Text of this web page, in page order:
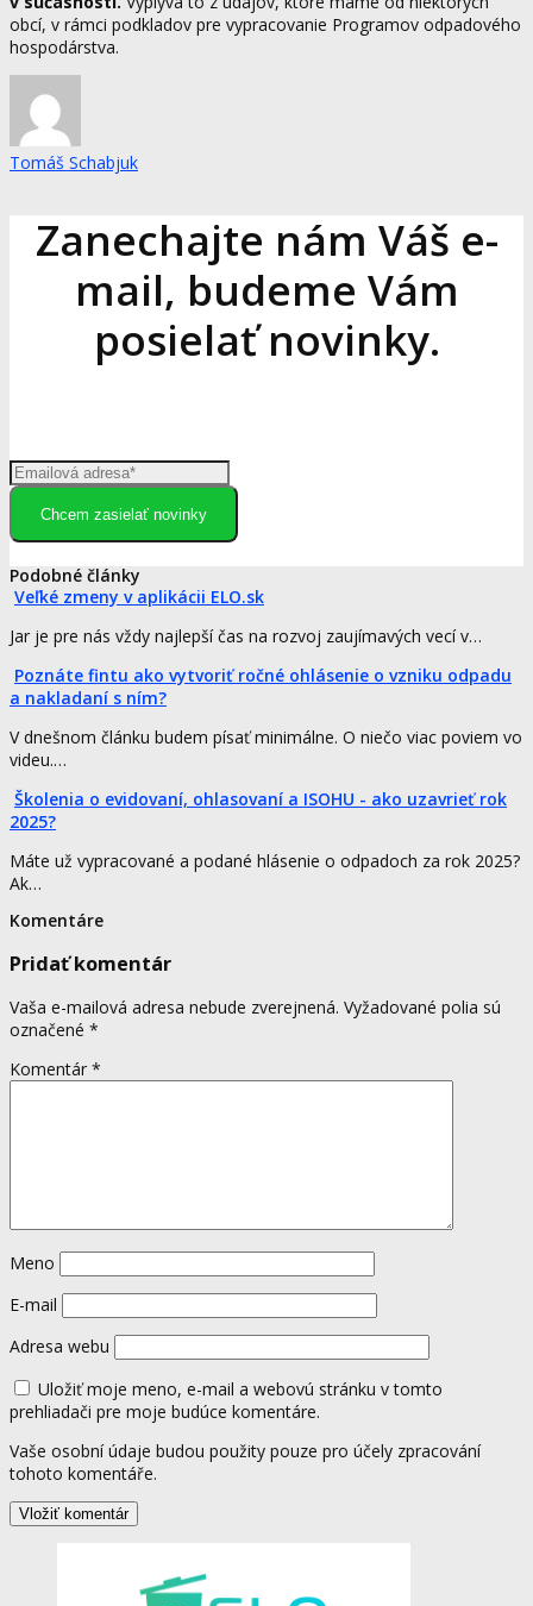
obcí, v rámci podkladov pre vypracovanie Programov odpadového
hospodárstva.
Tomáš Schabjuk
Zanechajte nám Váš e-
mail, budeme Vám
posielať novinky.
Chcem zasielať novinky
Podobné články
Veľké zmeny v aplikácii ELO.sk
Jar je pre nás vždy najlepší čas na rozvoj zaujímavých vecí v…
Poznáte fintu ako vytvoriť ročné ohlásenie o vzniku odpadu
a nakladaní s ním?
V dnešnom článku budem písať minimálne. O niečo viac poviem vo
videu.…
Školenia o evidovaní, ohlasovaní a ISOHU - ako uzavrieť rok
2025?
Máte už vypracované a podané hlásenie o odpadoch za rok 2025?
Ak…
Komentáre
Pridať komentár
Vaša e-mailová adresa nebude zverejnená. Vyžadované polia sú
označené *
Komentár *
Meno
E-mail
Adresa webu
Uložiť moje meno, e-mail a webovú stránku v tomto
prehliadači pre moje budúce komentáre.
Vaše osobní údaje budou použity pouze pro účely zpracování
tohoto komentáře.